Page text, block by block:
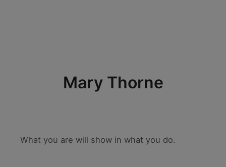
Mary Thorne
What you are will show in what you do.